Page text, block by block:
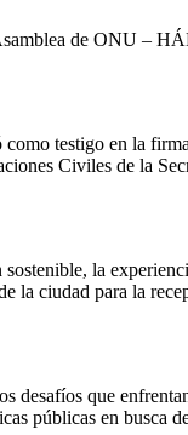
de ONU –
testigo en la
Civiles de la
la
la ciudad para la
que
públicas en busca